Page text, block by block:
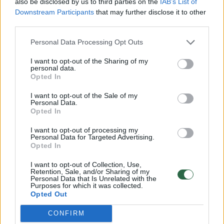
Downstream Participants that may further disclose it to other
Personal Data Processing Opt Outs
I want to opt-out of the Sharing of my
personal data.
Opted In
I want to opt-out of the Sale of my
Personal Data.
Opted In
I want to opt-out of processing my
Personal Data for Targeted Advertising.
Opted In
I want to opt-out of Collection, Use,
Retention, Sale, and/or Sharing of my
Personal Data that Is Unrelated with the
Purposes for which it was collected.
Opted Out
CONFIRM
Bratislavoje įsikūręs Slovakijos žemės ūkio
centrinis kontrolės ir tyrimų institutas
rytuose, Stredos prie Bodrogomo rajone,
buvo rasta 18, kaip manoma, smaragdinių
uosiavabalių.